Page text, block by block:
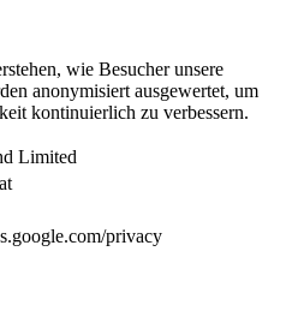
wie Besucher unsere
anonymisiert ausgewertet, um
kontinuierlich zu verbessern.
Limited
privacy